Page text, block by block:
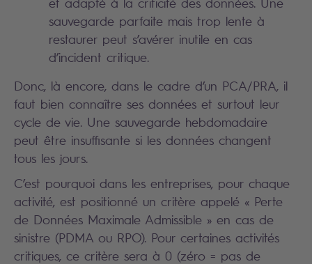
sauvegarde parfaite mais trop lente à
restaurer peut s’avérer inutile en cas
d’incident critique.
Donc, là encore, dans le cadre d’un PCA/PRA, il
faut bien connaître ses données et surtout leur
cycle de vie. Une sauvegarde hebdomadaire
peut être insuffisante si les données changent
tous les jours.
C’est pourquoi dans les entreprises, pour chaque
activité, est positionné un critère appelé « Perte
de Données Maximale Admissible » en cas de
sinistre (PDMA ou RPO). Pour certaines activités
critiques, ce critère sera à 0 (zéro = pas de